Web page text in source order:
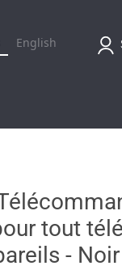
English
tout
- Noir